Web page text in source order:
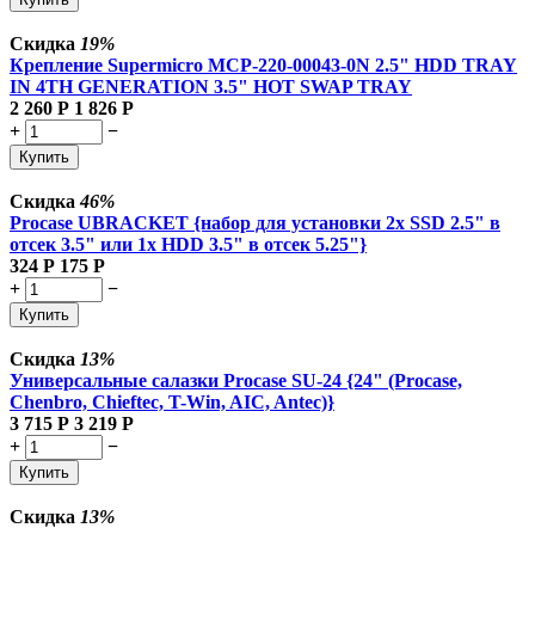
Скидка 19%
Крепление Supermicro MCP-220-00043-0N 2.5" HDD TRAY
IN 4TH GENERATION 3.5" HOT SWAP TRAY
2 260 Р 1 826 Р
+
−
Купить
Скидка46%
Procase UBRACKET {набор для установки 2х SSD 2.5" в
отсек 3.5" или 1х HDD 3.5" в отсек 5.25"}
324 Р 175 Р
+
−
Купить
Скидка 13%
Универсальные салазки Procase SU-24 {24" (Procase,
Chenbro, Chieftec, T-Win, AIC, Antec)}
3 715 Р 3 219 Р
+
−
Купить
Скидка 13%